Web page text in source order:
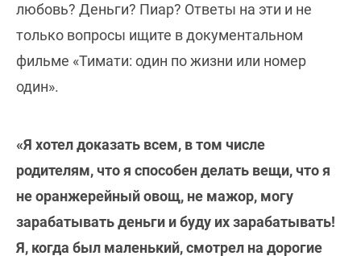
любовь? Деньги? Пиар? Ответы на эти и не
только вопросы ищите в документальном
фильме «Тимати: один по жизни или номер
один».
«Я хотел доказать всем, в том числе
родителям, что я способен делать вещи, что я
не оранжерейный овощ, не мажор, могу
зарабатывать деньги и буду их зарабатывать!
Я, когда был маленький, смотрел на дорогие